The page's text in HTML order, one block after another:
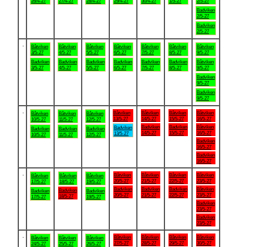
Badviken
2/5-27
Badviken
2/5-27
Båtviken
3/5-27
Badviken
3/5-27
Båtviken
4/5-27
Badviken
4/5-27
Båtviken
5/5-27
Badviken
5/5-27
Båtviken
6/5-27
Badviken
6/5-27
Båtviken
7/5-27
Badviken
7/5-27
Båtviken
8/5-27
Badviken
8/5-27
Båtviken
9/5-27
Båtviken
9/5-27
Badviken
9/5-27
Badviken
9/5-27
Båtviken
10/5-27
Badviken
10/5-27
Båtviken
11/5-27
Badviken
11/5-27
Båtviken
12/5-27
Badviken
12/5-27
Båtviken
13/5-27
Badviken
13/5-27
Båtviken
14/5-27
Badviken
14/5-27
Båtviken
15/5-27
Badviken
15/5-27
Båtviken
16/5-27
Båtviken
16/5-27
Badviken
16/5-27
Badviken
16/5-27
Båtviken
17/5-27
Badviken
17/5-27
Båtviken
18/5-27
Badviken
18/5-27
Båtviken
19/5-27
Badviken
19/5-27
Båtviken
20/5-27
Badviken
20/5-27
Båtviken
21/5-27
Badviken
21/5-27
Båtviken
22/5-27
Badviken
22/5-27
Båtviken
23/5-27
Båtviken
23/5-27
Badviken
23/5-27
Badviken
23/5-27
Båtviken
24/5-27
Båtviken
25/5-27
Båtviken
26/5-27
Båtviken
27/5-27
Båtviken
28/5-27
Båtviken
29/5-27
Båtviken
30/5-27